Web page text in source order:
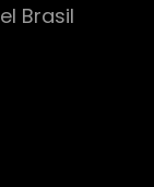
Brasil